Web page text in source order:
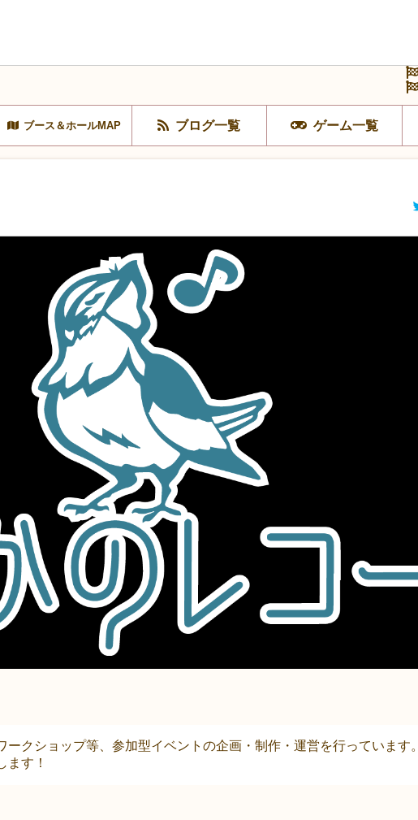
ブース＆ホールMAP ブログ一覧 ゲーム一覧
クショップ等、参加型イベントの企画・制作・運営を行っています。
ます！